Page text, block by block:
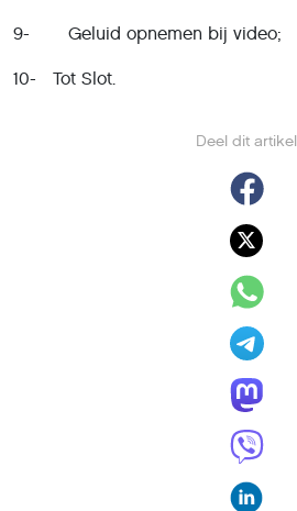
Deel dit artikel
9- Geluid opnemen bij video;
10- Tot Slot.